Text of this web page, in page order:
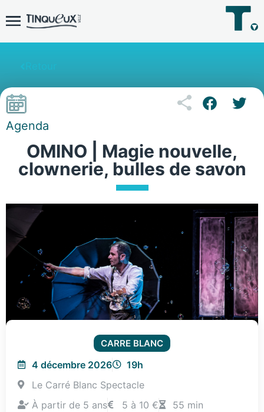
Agenda
OMINO | Magie nouvelle,
clownerie, bulles de savon
CARRE BLANC
4 décembre 2026
19h
Le Carré Blanc Spectacle
À partir de 5 ans
5 à 10 € 55 min